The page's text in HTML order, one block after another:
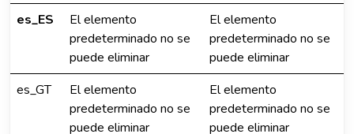
es_ES
El elemento
predeterminado no se
puede eliminar
El elemento
predeterminado no se
puede eliminar
es_GT
El elemento
predeterminado no se
puede eliminar
El elemento
predeterminado no se
puede eliminar